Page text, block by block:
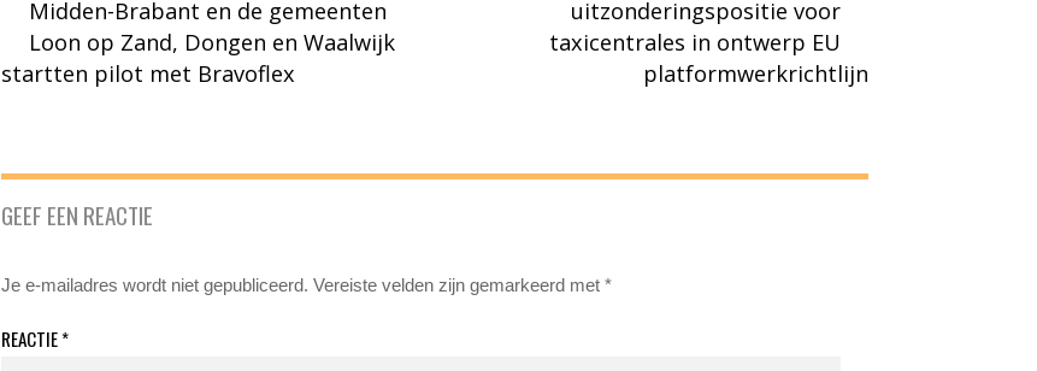
Midden-Brabant en de gemeenten
Loon op Zand, Dongen en Waalwijk
startten pilot met Bravoflex
uitzonderingspositie voor
taxicentrales in ontwerp EU
platformwerkrichtlijn
GEEF EEN REACTIE
Je e-mailadres wordt niet gepubliceerd. Vereiste velden zijn gemarkeerd met*
REACTIE*